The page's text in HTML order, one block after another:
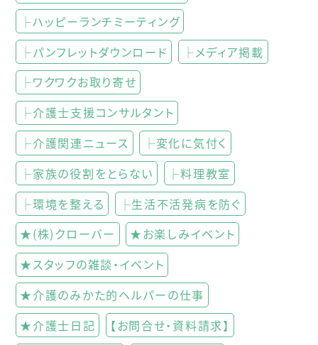
├ハッピーランチミーティング
├パンフレットダウンロード
├メディア掲載
├ワクワクお取り寄せ
├介護士支援コンサルタント
├介護関連ニュース
├変化に気付く
├家族の役割をとらない
├料理教室
├環境を整える
├生活不活発病を防ぐ
★(株)クローバー
★お楽しみイベント
★スタッフの雑談・イベント
★介護のみかた的ヘルパーの仕事
★介護士日記
【お問合せ・資料請求】